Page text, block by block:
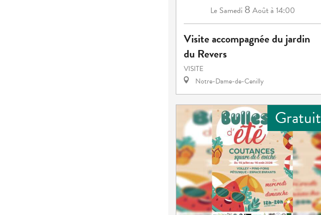
Le Samedi 8 Aoûtà 14:00
Visite accompagnée du jardin
du Revers
VISITE
Notre-Dame-de-Cenilly
Gratuit